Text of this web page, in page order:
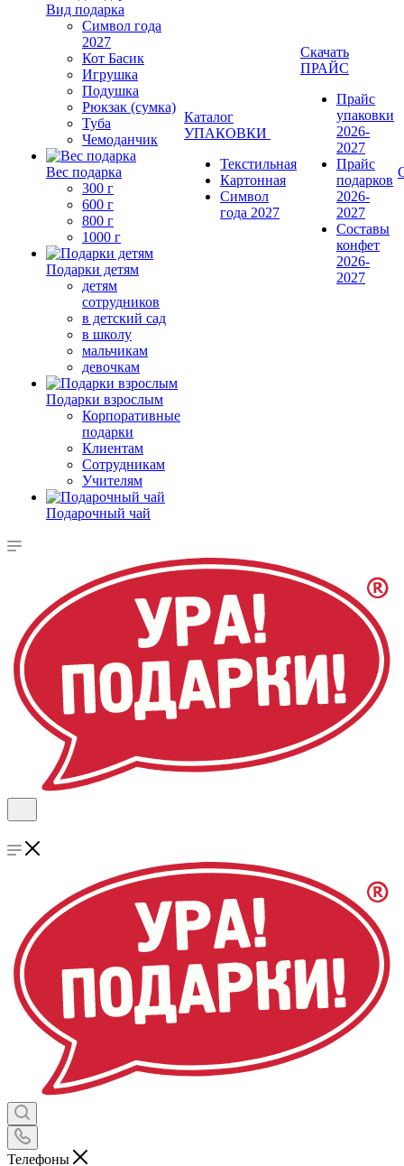
Вид подарка
Символ года
2027
Кот Басик
Игрушка
Подушка
Рюкзак (сумка)
Туба
Чемоданчик
Вес подарка
300 г
600 г
800 г
1000 г
Подарки детям
детям
сотрудников
в детский сад
в школу
мальчикам
девочкам
Подарки взрослым
Корпоративные
подарки
Клиентам
Сотрудникам
Учителям
Подарочный чай
Каталог
УПАКОВКИ
Текстильная
Картонная
Символ
года 2027
Скачать
ПРАЙС
Прайс
упаковки
2026-
2027
Прайс
подарков
2026-
2027
Составы
конфет
2026-
2027
Телефоны